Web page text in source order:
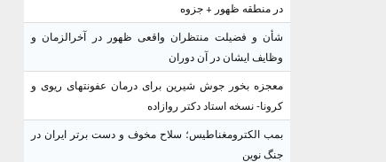
در منطقه ظهور + جزوه
شأن و فضیلت منتظران واقعی ظهور در آخرالزمان و
وظایف ایشان در آن دوران
معجزه بخور جوش شیرین برای درمان عفونتهای ریوی و
کرونا- نسخه استاد دکتر روازاده
بمب الکترومغناطیس؛ سلاح مخوف و دست برتر ایران در
جنگ نوین